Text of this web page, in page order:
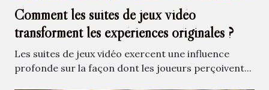
Comment les suites de jeux vidéo
transforment les expériences originales ?
Les suites de jeux vidéo exercent une influence
profonde sur la façon dont les joueurs perçoivent...